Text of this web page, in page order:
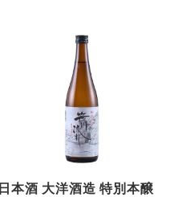
日本酒 大洋酒造 特別本醸